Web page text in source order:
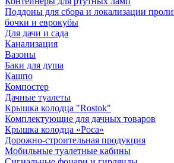
Поддоны для сбора и локализации
бочки и еврокубы
Для дачи и сада
Канализация
Вазоны
Баки для душа
Кашпо
Компостер
Дачные туалеты
Крышка колодца "Rostok"
Комплектующие для дачных товаров
Крышка колодца «Роса»
Дорожно-строительная продукция
Мобильные туалетные кабины